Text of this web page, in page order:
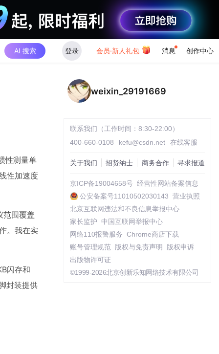
AI 搜索 登录 会员·新人礼包 消息 创作中心
性测量单
性加速度
范围覆盖
。我在实
闪存和
封装提供
weixin_29191669
联系我们（工作时间：8:30-22:00）
400-660-0108
kefu@csdn.net 在线客服
关于我们 招贤纳士 商务合作 寻求报道
京ICP备19004658号 经营性网站备案信息
公安备案号11010502030143 营业执照
北京互联网违法和不良信息举报中心
家长监护
中国互联网举报中心
网络110报警服务 Chrome商店下载
账号管理规范
版权与免责声明
版权申诉
出版物许可证
©1999-2026北京创新乐知网络技术有限公司